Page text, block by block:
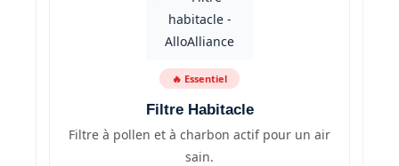
🔥 Essentiel
Filtre Habitacle
Filtre à pollen et à charbon actif pour un air
sain.